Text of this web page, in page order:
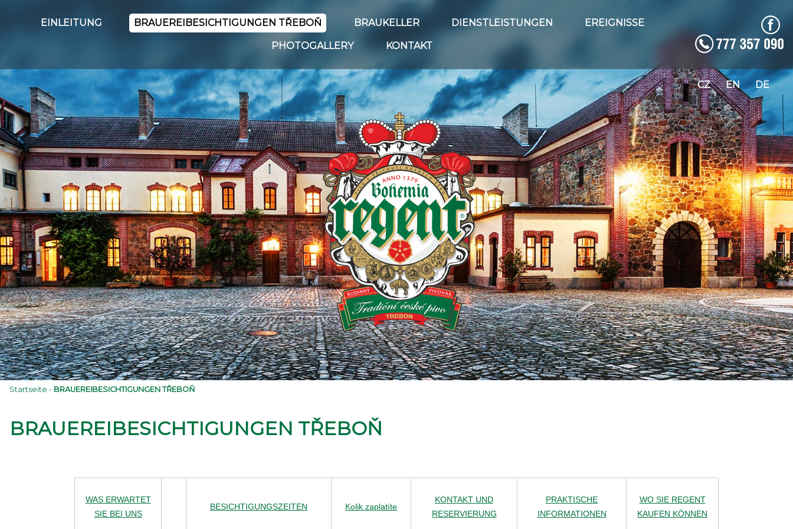
EINLEITUNG BRAUEREIBESICHTIGUNGEN TŘEBOŇ BRAUKELLER DIENSTLEISTUNGEN EREIGNISSE
PHOTOGALLERY KONTAKT
CZ EN DE
Startseite - BRAUEREIBESICHTIGUNGEN TŘEBOŇ
BRAUEREIBESICHTIGUNGEN TŘEBOŇ
WAS ERWARTET
SIE BEI UNS
BESICHTIGUNGSZEITEN Kolik zaplatíte
KONTAKT UND
RESERVIERUNG
PRAKTISCHE
INFORMATIONEN
WO SIE REGENT
KAUFEN KÖNNEN